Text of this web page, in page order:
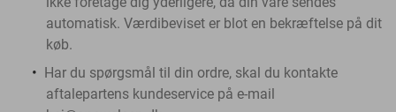
automatisk. Værdibeviset er blot en bekræftelse på dit
køb.
Har du spørgsmål til din ordre, skal du kontakte
aftalepartens kundeservice på e-mail